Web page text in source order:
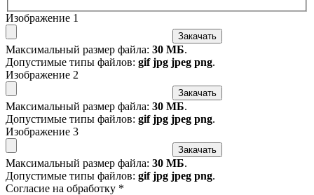
Изображение 1
Закачать
Максимальный размер файла: 30 МБ.
Допустимые типы файлов: gif jpg jpeg png.
Изображение 2
Закачать
Максимальный размер файла: 30 МБ.
Допустимые типы файлов: gif jpg jpeg png.
Изображение 3
Закачать
Максимальный размер файла: 30 МБ.
Допустимые типы файлов: gif jpg jpeg png.
Согласие на обработку *